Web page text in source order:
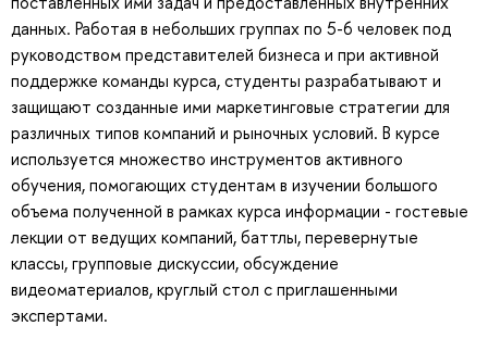
данных. Работая в небольших группах по 5-6 человек под
руководством представителей бизнеса и при активной
поддержке команды курса, студенты разрабатывают и
защищают созданные ими маркетинговые стратегии для
различных типов компаний и рыночных условий. В курсе
используется множество инструментов активного
обучения, помогающих студентам в изучении большого
объема полученной в рамках курса информации - гостевые
лекции от ведущих компаний, баттлы, перевернутые
классы, групповые дискуссии, обсуждение
видеоматериалов, круглый стол с приглашенными
экспертами.